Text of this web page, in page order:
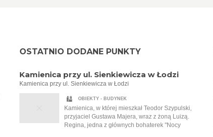
OSTATNIO DODANE PUNKTY
Kamienica przy ul. Sienkiewicza w Łodzi
Kamienica przy ul. Sienkiewicza w Łodzi
OBIEKTY - BUDYNEK
Kamienica, w której mieszkał Teodor Szypulski,
przyjaciel Gustawa Majera, wraz z żoną Luizą.
Regina, jedna z głównych bohaterek "Nocy